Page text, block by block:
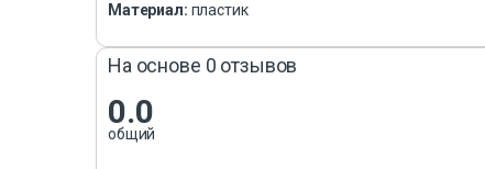
Материал: пластик
На основе 0 отзывов
0.0
общий